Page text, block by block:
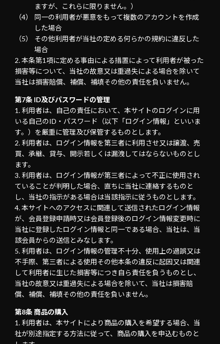
ますが、これらに限りません。）
同一の利用者が悪意をもって複数のアカウントを作成
した場合
その他利用者が当社の定める何らかの規約に違反した
場合
本条第1項に定める事由による措置によって利用者が被った
損害等について、当社の故意又は重過失による場合を除いて
当社は損害賠償、補償、補填その他の責任を負いません。
第7条 ID及びパスワードの管理
利用者は、自己の責任において、本サイトのログインに用
いる自己のID・パスワード（以下「ログイン情報」といいま
す。）を厳重に管理及び保管するものとします。
利用者は、ログイン情報を第三者に利用させ又は譲渡、売
買、承継、貸与、開示若しくは漏洩してはならないものとし
ます。
利用者は、ログイン情報が第三者によって不正に使用され
ていることが判明した場合、直ちに当社に連絡するものと
し、当社の指示がある場合は当該指示に従うものとします。
本サイトへのアクセスに関連して送信されたログイン情報
が、会員登録申請時又は会員登録後のログイン情報変更時に
当社に登録したログイン情報と同一である場合、当社は、当
該会員からの送信とみなします。
利用者は、ログイン情報の管理不十分、使用上の過誤又は
不手際、第三者による使用その他本条の違反に起因又は関連
して利用者に生じた損害等につき自ら責任を負うものとし、
当社の故意又は重過失による場合を除いて、当社は損害賠
償、補償、補填その他の責任を負いません。
第8条 商品の購入
利用者は、本サイトにより商品の購入を希望する場合、当
社が別途指定する方法に従って、商品の購入を申込むものと